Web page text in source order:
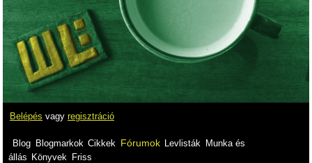
Belépés vagy regisztráció
Blog Blogmarkok Cikkek Fórumok Levlisták
Munka és
állás Könyvek Friss